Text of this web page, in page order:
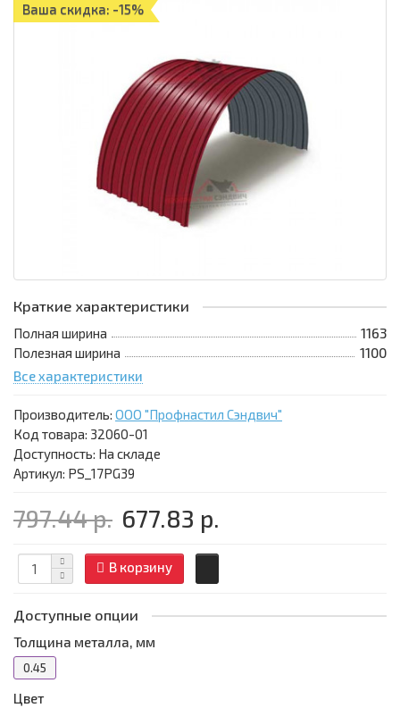
Ваша скидка: -15%
Краткие характеристики
Полная ширина
1163
Полезная ширина
1100
Все характеристики
Производитель: ООО "Профнастил Сэндвич"
Код товара: 32060-01
Доступность: На складе
Артикул: PS_17PG39
797.44 р. 677.83 р.
В корзину
Доступные опции
Толщина металла, мм
0.45
Цвет